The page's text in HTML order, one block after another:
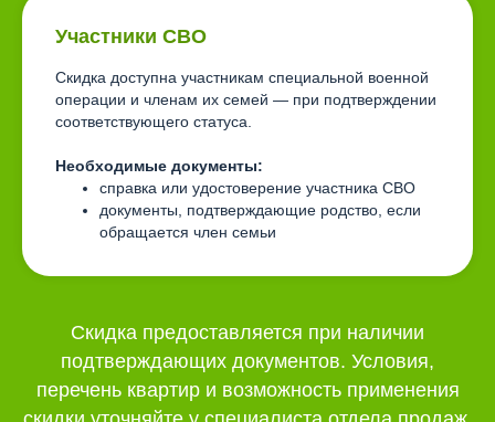
Участники СВО
Скидка доступна участникам специальной военной
операции и членам их семей — при подтверждении
соответствующего статуса.
Необходимые документы:
справка или удостоверение участника СВО
документы, подтверждающие родство, если
обращается член семьи
Скидка предоставляется при наличии
подтверждающих документов. Условия,
перечень квартир и возможность применения